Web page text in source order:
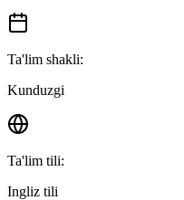
Ta'lim shakli:
Kunduzgi
Ta'lim tili:
Ingliz tili